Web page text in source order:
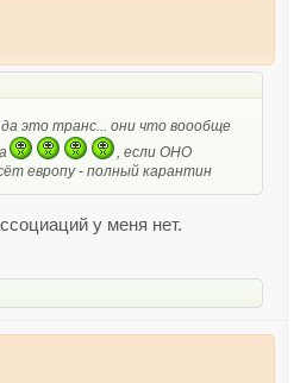
да это транс... они что воообще
, если ОНО
европу - полный карантин
у меня нет.